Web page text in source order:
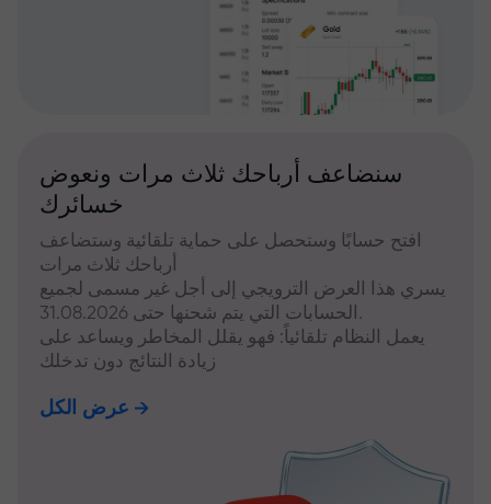
سنضاعف أرباحك ثلاث مرات ونعوض
خسائرك
افتح حسابًا وستحصل على حماية تلقائية وستضاعف
أرباحك ثلاث مرات
يسري هذا العرض الترويجي إلى أجل غير مسمى لجميع
الحسابات التي يتم شحنها حتى 31.08.2026.
يعمل النظام تلقائياً: فهو يقلل المخاطر ويساعد على
زيادة النتائج دون تدخلك
عرض الكل